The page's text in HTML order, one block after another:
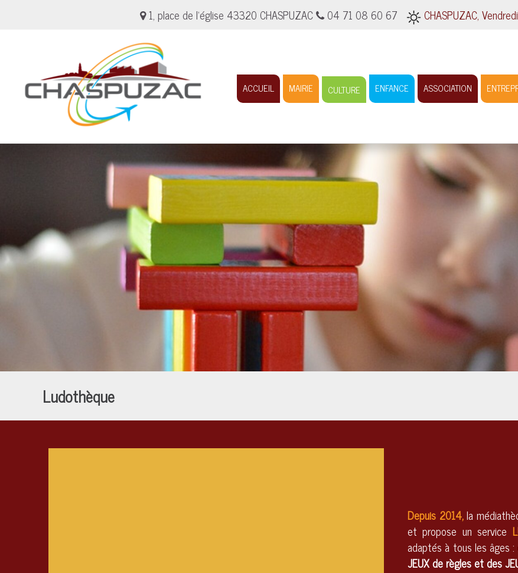
1, place de l'église 43320 CHASPUZAC 04 71 08 60 67 CHASPUZAC,
ACCUEIL MAIRIE CULTURE ENFANCE ASSOCIATION
Ludothèque
Depuis 2014,la
etpropose un service
adaptés à tous les âges :
JEUX de règles et des